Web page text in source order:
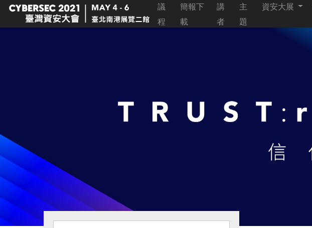
議
程
簡報下
載
講
者
主
題
資安大展